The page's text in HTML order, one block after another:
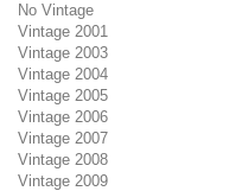
No Vintage
Vintage 2001
Vintage 2003
Vintage 2004
Vintage 2005
Vintage 2006
Vintage 2007
Vintage 2008
Vintage 2009